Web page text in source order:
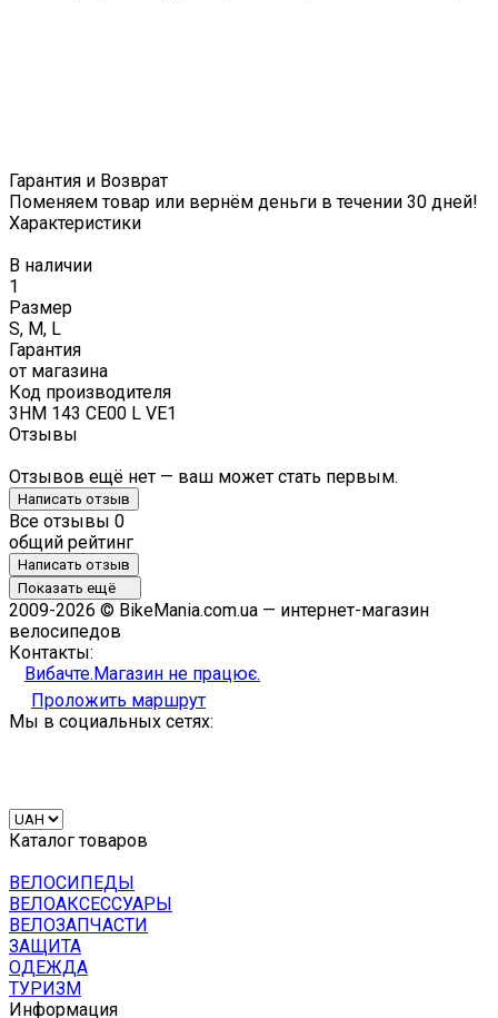
Гарантия и Возврат
Поменяем товар или вернём деньги в течении 30 дней!
Характеристики
В наличии
1
Размер
S, M, L
Гарантия
от магазина
Код производителя
3HM 143 CE00 L VE1
Отзывы
Отзывов ещё нет — ваш может стать первым.
Написать отзыв
Все отзывы 0
общий рейтинг
Написать отзыв
Показать ещё
2009-2026 © BikeMania.com.ua — интернет-магазин
велосипедов
Контакты:
Вибачте.Магазин не працює.
Проложить маршрут
Мы в социальных сетях:
Каталог товаров
ВЕЛОСИПЕДЫ
ВЕЛОАКСЕССУАРЫ
ВЕЛОЗАПЧАСТИ
ЗАЩИТА
ОДЕЖДА
ТУРИЗМ
Информация